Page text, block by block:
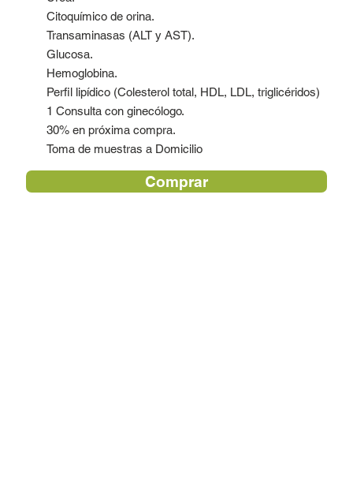
Citoquímico de orina.
Transaminasas (ALT y AST).
Glucosa.
Hemoglobina.
Perfil lipídico (Colesterol total, HDL, LDL, triglicéridos)
1 Consulta con ginecólogo.
30% en próxima compra.
Toma de muestras a Domicilio
Comprar